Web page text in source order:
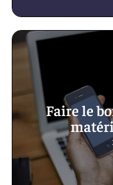
Faire le